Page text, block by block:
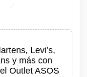
Levi’s,
y más con
Outlet ASOS